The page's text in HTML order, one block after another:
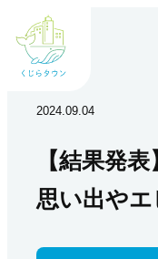
2024.09.04
【結果発
思い出やエ